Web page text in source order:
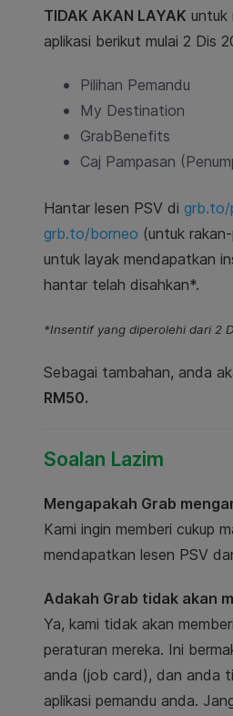
TIDAK AKAN LAYAK untuk
aplikasi berikut mulai 2 Dis
Pilihan Pemandu
My Destination
GrabBenefits
Caj Pampasan
Hantar lesen PSV di grb.to/
grb.to/borneo (untuk
untuk layak mendapatkan
hantar telah disahkan*.
*Insentif yang diperolehi dari 2
Sebagai tambahan, anda
RM50.
Soalan Lazim
Mengapakah Grab
Kami ingin memberi cukup
mendapatkan lesen PSV
Adakah Grab tidak akan
Ya, kami tidak akan
peraturan mereka. Ini
anda (job card), dan anda
aplikasi pemandu anda.